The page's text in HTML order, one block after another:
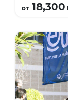
от18,300